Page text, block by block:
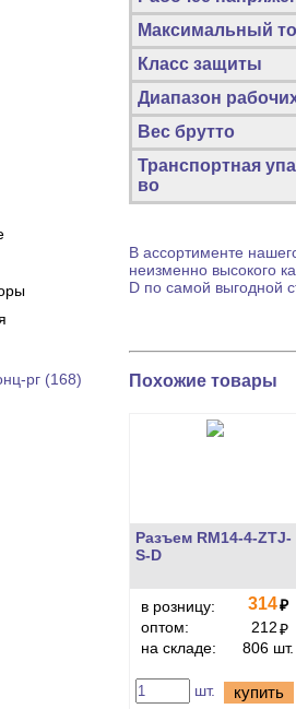
рг (168)
Максимальный
Класс защиты
Диапазон
Вес брутто
Транспортная
во
В ассортименте
неизменно высокого
D по самой выгодной
Похожие товары
Разъем RM14-4-ZTJ-
S-D
в розницу: 314₽
оптом:
212₽
на складе:
806 шт.
шт. купить